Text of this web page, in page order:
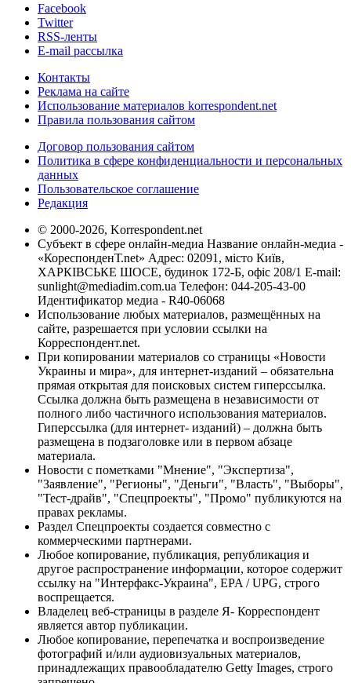
Facebook
Twitter
RSS-ленты
E-mail рассылка
Контакты
Реклама на сайте
Использование материалов korrespondent.net
Правила пользования сайтом
Договор пользования сайтом
Политика в сфере конфиденциальности и персональных
данных
Пользовательское соглашение
Редакция
© 2000-2026, Korrespondent.net
Субъект в сфере онлайн-медиа Название онлайн-медиа -
«КореспонденТ.net» Адрес: 02091, місто Київ,
ХАРКІВСЬКЕ ШОСЕ, будинок 172-Б, офіс 208/1 E-mail:
sunlight@mediadim.com.ua Телефон: 044-205-43-00
Идентификатор медиа - R40-06068
Использование любых материалов, размещённых на
сайте, разрешается при условии ссылки на
Корреспондент.net.
При копировании материалов со страницы «Новости
Украины и мира», для интернет-изданий – обязательна
прямая открытая для поисковых систем гиперссылка.
Ссылка должна быть размещена в независимости от
полного либо частичного использования материалов.
Гиперссылка (для интернет- изданий) – должна быть
размещена в подзаголовке или в первом абзаце
материала.
Новости с пометками "Мнение", "Экспертиза",
"Заявление", "Регионы", "Деньги", "Власть", "Выборы",
"Тест-драйв", "Спецпроекты", "Промо" публикуются на
правах рекламы.
Раздел Спецпроекты создается совместно с
коммерческими партнерами.
Любое копирование, публикация, републикация и
другое распространение информации, которое содержит
ссылку на "Интерфакс-Украина", EPA / UPG, строго
воспрещается.
Владелец веб-страницы в разделе Я- Корреспондент
является автор публикации.
Любое копирование, перепечатка и воспроизведение
фотографий и/или аудиовизуальных материалов,
принадлежащих правообладателю Getty Images, строго